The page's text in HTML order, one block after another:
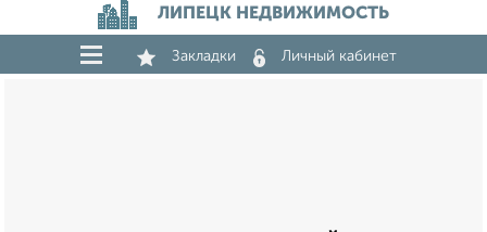
ЛИПЕЦК НЕДВИЖИМОСТЬ
Закладки Личный кабинет